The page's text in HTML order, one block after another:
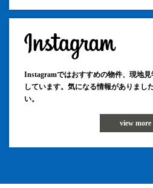
Instagramではおすすめの物件、現地
しています。気になる情報がありまし
い。
view more